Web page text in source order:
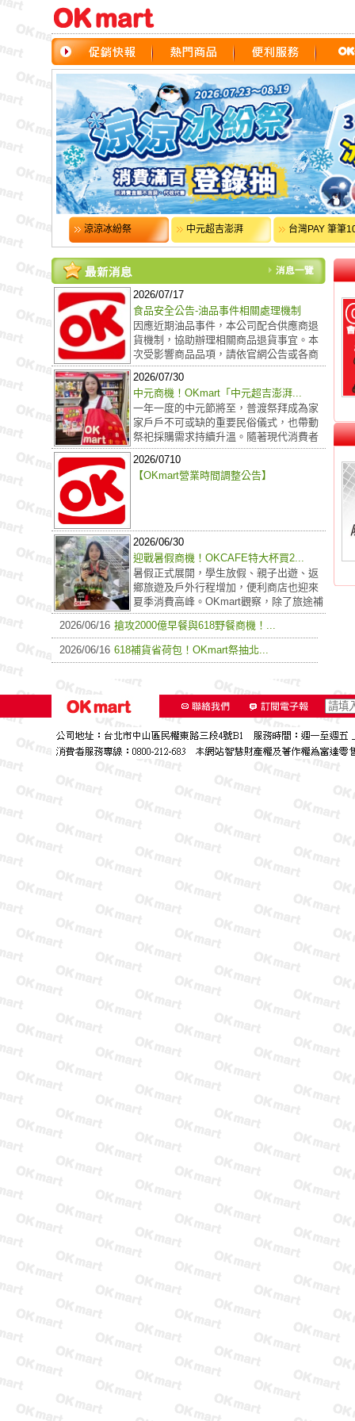
涼涼冰紛祭 中元超吉澎湃 台灣PAY 筆筆
回...
2026/07/17
食品安全公告-油品事件相關處理機制
因應近期油品事件，本公司配合供應商退
貨機制，協助辦理相關商品退貨事宜。本
次受影響商品品項，請依官網公告或各商
品供應商公告...
2026/07/30
中元商機！OKmart「中元超吉澎湃...
一年一度的中元節將至，普渡祭拜成為家
家戶戶不可或缺的重要民俗儀式，也帶動
祭祀採購需求持續升溫。隨著現代消費者
生活步調加快...
2026/0710
【OKmart營業時間調整公告】
2026/06/30
迎戰暑假商機！OKCAFE特大杯買2...
暑假正式展開，學生放假、親子出遊、返
鄉旅遊及戶外行程增加，便利商店也迎來
夏季消費高峰。OKmart觀察，除了旅途補
給需求...
2026/06/16 搶攻2000億早餐與618野餐商機！...
6月18日不僅是年中購物節，也是充滿愜意氛圍的「國際野餐日
2026/06/16 618補貨省荷包！OKmart祭抽北...